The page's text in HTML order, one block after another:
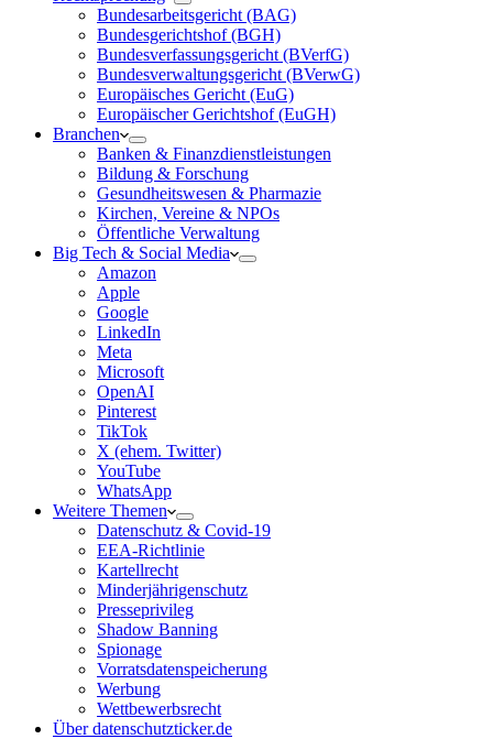
Bundesarbeitsgericht (BAG)
Bundesgerichtshof (BGH)
Bundesverfassungsgericht (BVerfG)
Bundesverwaltungsgericht (BVerwG)
Europäisches Gericht (EuG)
Europäischer Gerichtshof (EuGH)
Branchen
Banken & Finanzdienstleistungen
Bildung & Forschung
Gesundheitswesen & Pharmazie
Kirchen, Vereine & NPOs
Öffentliche Verwaltung
Big Tech & Social Media
Amazon
Apple
Google
LinkedIn
Meta
Microsoft
OpenAI
Pinterest
TikTok
X (ehem. Twitter)
YouTube
WhatsApp
Weitere Themen
Datenschutz & Covid-19
EEA-Richtlinie
Kartellrecht
Minderjährigenschutz
Presseprivileg
Shadow Banning
Spionage
Vorratsdatenspeicherung
Werbung
Wettbewerbsrecht
Über datenschutzticker.de